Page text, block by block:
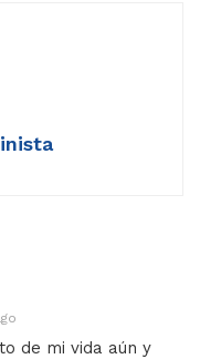
de mi vida aún y